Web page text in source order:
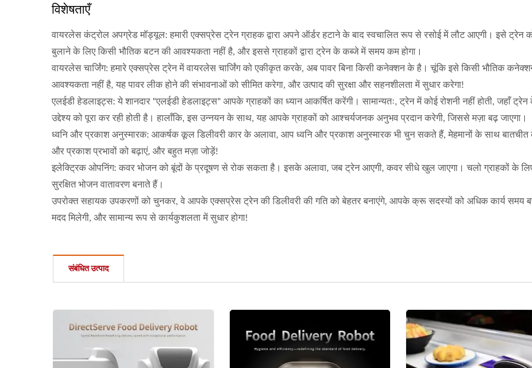
विशेषताएँ
वायरलेस कंट्रोल अपग्रेड मॉड्यूल: हमारी एक्सप्रेस ट्रेन ग्राहक द्वारा अपने ऑर्डर हटाने के बाद स्वचालित रूप से रसोई में लौट आएगी। इसे ट्रेन
बुलाने के लिए किसी भौतिक बटन की आवश्यकता नहीं है, और इससे ग्राहकों द्वारा ट्रेन के कब्जे में समय कम होगा।
वायरलेस चार्जिंग: हमारे एक्सप्रेस ट्रेन में वायरलेस चार्जिंग को एकीकृत करके, अब पावर बिना किसी कनेक्शन के है। चूंकि इसे किसी भौतिक
आवश्यकता नहीं है, यह पावर लीक होने की संभावनाओं को सीमित करेगा, और उत्पाद की सुरक्षा और सहनशीलता में सुधार करेगा!
एलईडी हेडलाइट्स: ये शानदार "एलईडी हेडलाइट्स" आपके ग्राहकों का ध्यान आकर्षित करेंगी। सामान्यतः, ट्रेन में कोई रोशनी नहीं होती, जहाँ
उद्देश्य को पूरा कर रही होती है। हालाँकि, इस उन्नयन के साथ, यह आपके ग्राहकों को आश्चर्यजनक अनुभव प्रदान करेगी, जिससे मज़ा बढ़ जाएगा।
ध्वनि और प्रकाश अनुस्मारक: आकर्षक कूल डिलीवरी कार के अलावा, आप ध्वनि और प्रकाश अनुस्मारक भी चुन सकते हैं, मेहमानों के साथ बातचीत
और प्रकाश प्रभावों को बढ़ाएं, और बहुत मज़ा जोड़ें!
इलेक्ट्रिक ओपनिंग: कवर भोजन को बूंदों के प्रदूषण से रोक सकता है। इसके अलावा, जब ट्रेन आएगी, कवर सीधे खुल जाएगा। चलो ग्राहकों के
सुरक्षित भोजन वातावरण बनाते हैं।
उपरोक्त सहायक उपकरणों को चुनकर, वे आपके एक्सप्रेस ट्रेन की डिलीवरी की गति को बेहतर बनाएंगे, आपके क्रू सदस्यों को अधिक कार्य समय
मदद मिलेगी, और सामान्य रूप से कार्यकुशलता में सुधार होगा!
संबंधित उत्पाद
फूड डिलीवरी रोबोट (बुलेट ट्रेन) फूड ट्रेन डिलीवरी सिस्टम फूड डिलीवरी रोबोट